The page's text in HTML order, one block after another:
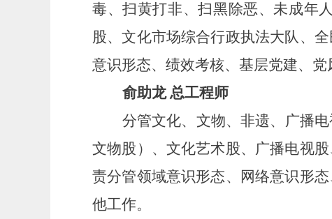
毒、扫黄打非、扫黑除恶、未成年
股、文化市场综合行政执法大队、
意识形态、绩效考核、基层党建、
俞助龙 总工程师
分管文化、 文物、非遗、 广播
文物股）、文化艺术股、 广播电视
责分管领域意识形态、网络意识形
他工作。